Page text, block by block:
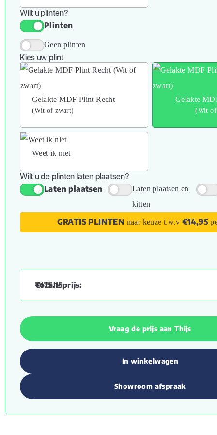
Wilt u plinten?
Plinten
Geen plinten
Kies uw plint
Gelakte MDF Plint Recht
(Wit of zwart)
Gelakte
(Wit
Weet ik niet
Wilt u de plinten laten plaatsen?
Laten plaatsen
Laten plaatsen en
kitten
GRATIS PLINTEN naar keuze t.w.v €14,95
€175.15
Vraag de prijs aan Thijs
In winkelwagen
Showroom afspraak